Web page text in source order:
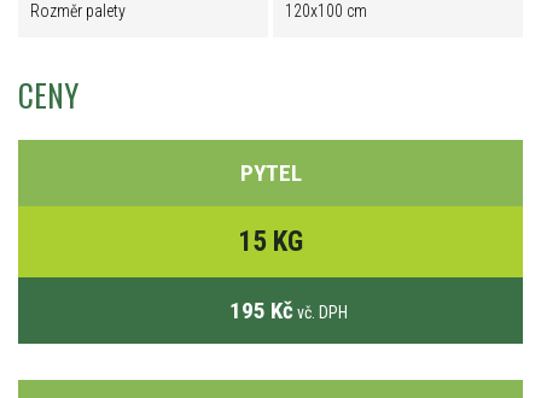
Rozměr palety 120x100 cm
CENY
PYTEL
15 KG
195 Kč vč. DPH